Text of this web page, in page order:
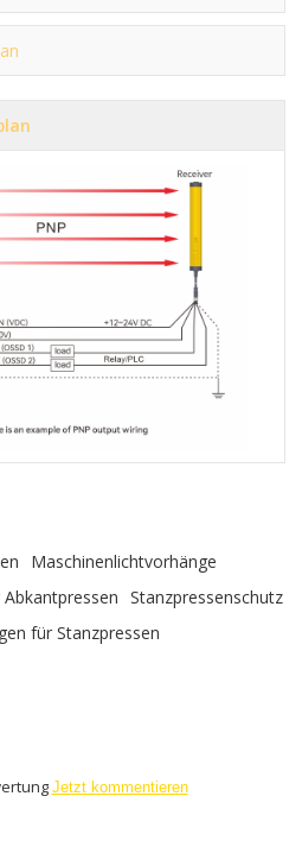
Maschinenlichtvorhänge
Stanzpressenschutz
für Stanzpressen
Jetzt kommentieren